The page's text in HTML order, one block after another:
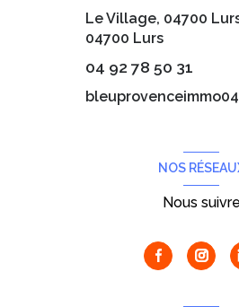
Le Village, 04700
04700 Lurs
04 92 78 50 31
NOS
Nous suivre